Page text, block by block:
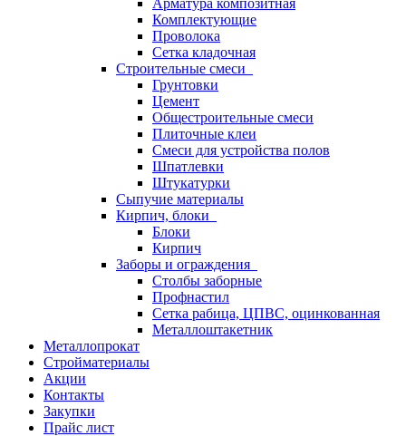
Арматура композитная
Комплектующие
Проволока
Сетка кладочная
Строительные смеси
Грунтовки
Цемент
Общестроительные смеси
Плиточные клеи
Смеси для устройства полов
Шпатлевки
Штукатурки
Сыпучие материалы
Кирпич, блоки
Блоки
Кирпич
Заборы и ограждения
Столбы заборные
Профнастил
Сетка рабица, ЦПВС, оцинкованная
Металлоштакетник
Металлопрокат
Стройматериалы
Акции
Контакты
Закупки
Прайс лист